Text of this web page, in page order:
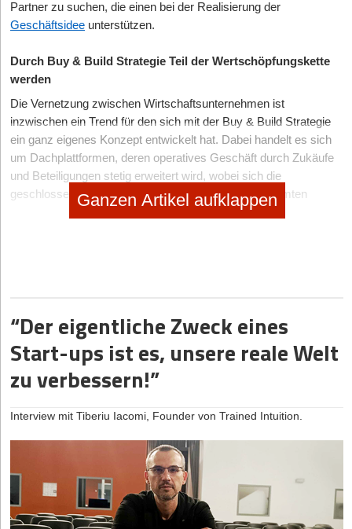
Partner zu suchen, die einen bei der Realisierung der
Geschäftsidee unterstützen.
Durch Buy & Build Strategie Teil der Wertschöpfungskette
werden
Die Vernetzung zwischen Wirtschaftsunternehmen ist
inzwischen ein Trend für den sich mit der Buy & Build Strategie
ein ganz eigenes Konzept entwickelt hat. Dabei handelt es sich
um Dachplattformen, deren operatives Geschäft durch Zukäufe
und Beteiligungen stetig erweitert wird, wobei sich die
geschlossenen Kooperationen stark auf einen bestimmten
Bereich fokussieren. Auf diese Weise schließt ein solches
Ganzen Artikel aufklappen
“Der eigentliche Zweck eines
Start-ups ist es, unsere reale Welt
zu verbessern!”
Interview mit Tiberiu Iacomi, Founder von Trained Intuition.